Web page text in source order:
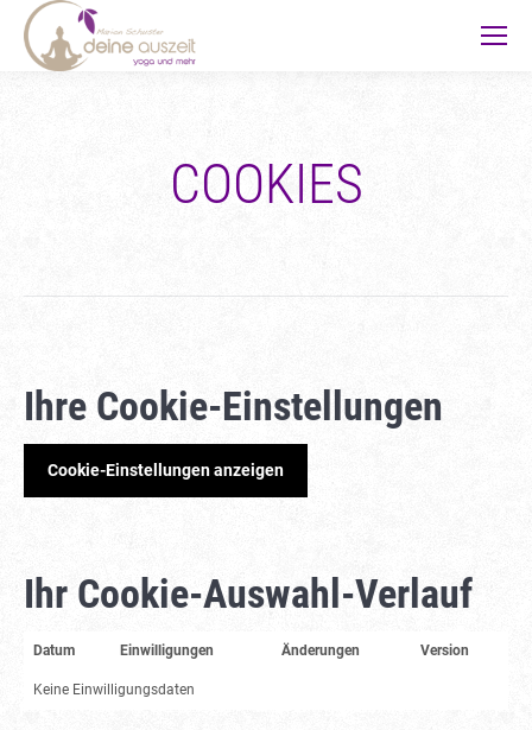
COOKIES
Ihre Cookie-Einstellungen
Cookie-Einstellungen anzeigen
Ihr Cookie-Auswahl-Verlauf
Datum Einwilligungen Änderungen Version
Keine Einwilligungsdaten